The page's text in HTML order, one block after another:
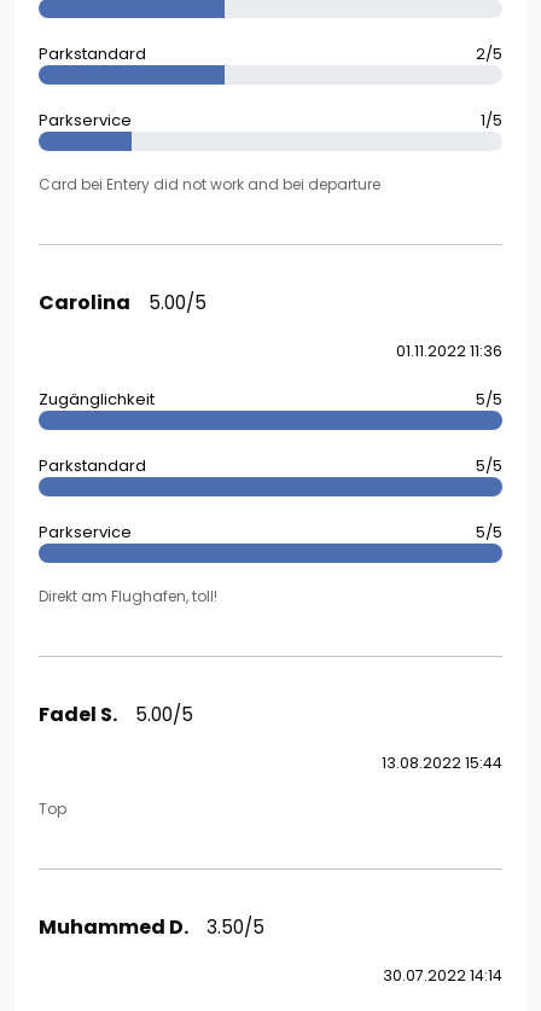
Parkstandard 2/5
Parkservice 1/5
Card bei Entery did not work and bei departure
Carolina 5.00/5
01.11.2022 11:36
Zugänglichkeit 5/5
Parkstandard 5/5
Parkservice 5/5
Direkt am Flughafen, toll!
Fadel S. 5.00/5
13.08.2022 15:44
Top
Muhammed D. 3.50/5
30.07.2022 14:14